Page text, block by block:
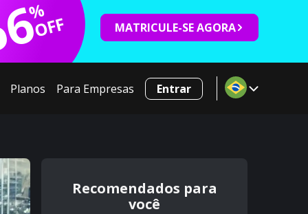
%
OFF MATRICULE-SE AGORA
Planos Para Empresas Entrar
Recomendados para
você